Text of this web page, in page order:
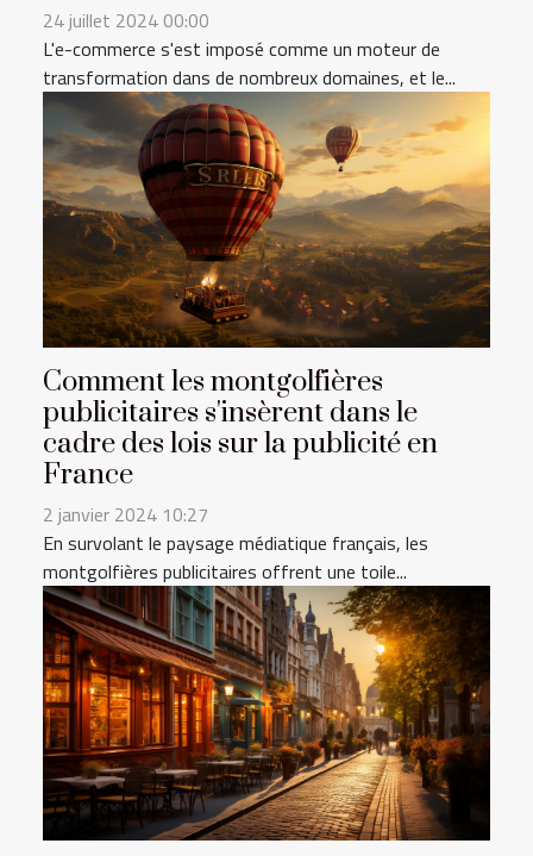
24 juillet 2024 00:00
L'e-commerce s'est imposé comme un moteur de
transformation dans de nombreux domaines, et le...
Comment les montgolfières
publicitaires s'insèrent dans le
cadre des lois sur la publicité en
France
2 janvier 2024 10:27
En survolant le paysage médiatique français, les
montgolfières publicitaires offrent une toile...